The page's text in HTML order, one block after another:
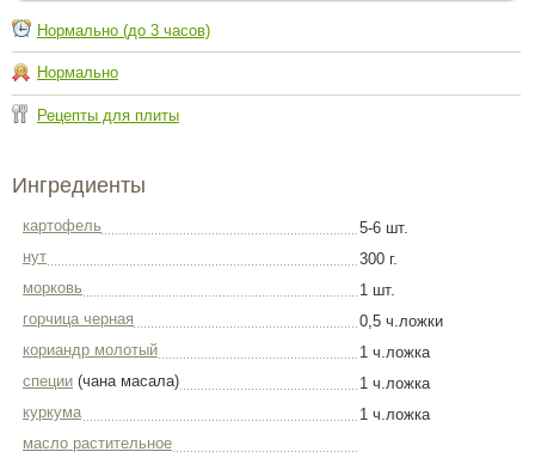
Нормально (до 3 часов)
Нормально
Рецепты для плиты
Ингредиенты
картофель
5-6 шт.
нут
300 г.
морковь
1 шт.
горчица черная
0,5 ч.ложки
кориандр молотый
1 ч.ложка
специи (чана масала)
1 ч.ложка
куркума
1 ч.ложка
масло растительное